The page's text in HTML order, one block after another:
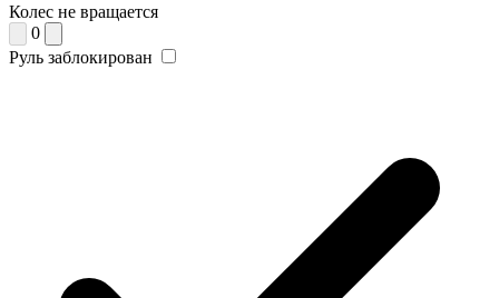
Колес не вращается
0
Руль заблокирован